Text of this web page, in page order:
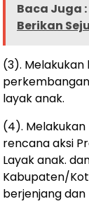
Baca Juga :
Berikan
(3).
layak anak.
(4).
rencana aksi
Layak anak.
Kabupaten/
berjenjang dan